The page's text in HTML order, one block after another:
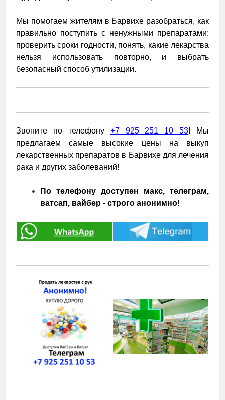
Мы помогаем жителям в Барвихе разобраться, как
правильно поступить с ненужными препаратами:
проверить сроки годности, понять, какие лекарства
нельзя использовать повторно, и выбрать
безопасный способ утилизации.
Звоните по телефону +7 925 251 10 53! Мы
предлагаем самые высокие цены на выкуп
лекарственных препаратов в Барвихе для лечения
рака и других заболеваний!
По телефону доступен макс, телеграм,
ватсап, вайбер - строго анонимно!